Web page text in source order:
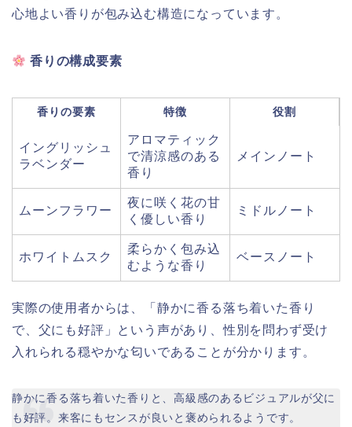
心地よい香りが包み込む構造になっています。
香りの構成要素
香りの要素 特徴 役割
イングリッシュ
ラベンダー
アロマティック
で清涼感のある
香り
メインノート
ムーンフラワー
夜に咲く花の甘
く優しい香り
ミドルノート
ホワイトムスク
柔らかく包み込
むような香り
ベースノート
実際の使用者からは、「静かに香る落ち着いた香り
で、父にも好評」という声があり、性別を問わず受け
入れられる穏やかな匂いであることが分かります。
静かに香る落ち着いた香りと、高級感のあるビジュアルが父に
も好評。来客にもセンスが良いと褒められるようです。